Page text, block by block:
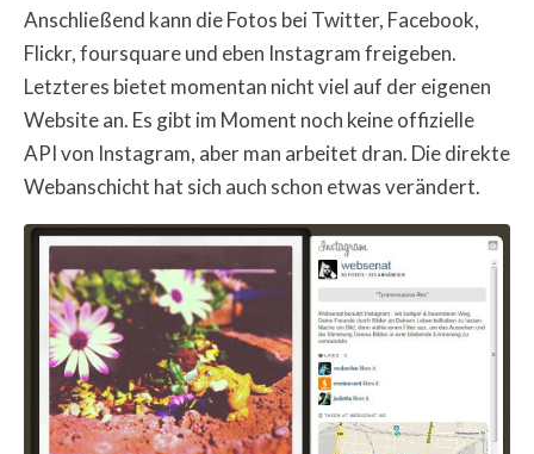
Anschließend kann die Fotos bei Twitter, Facebook,
Flickr, foursquare und eben Instagram freigeben.
Letzteres bietet momentan nicht viel auf der eigenen
Website an. Es gibt im Moment noch keine offizielle
API von Instagram, aber man arbeitet dran. Die direkte
Webanschicht hat sich auch schon etwas verändert.